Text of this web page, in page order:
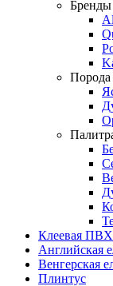
Бренды
Порода
Клеевая
Английская
Венгерская
Плинтус